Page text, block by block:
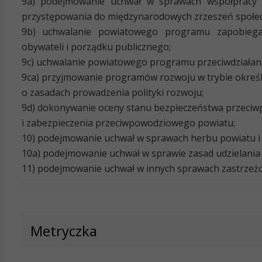
przystępowania do międzynarodowych zrzeszeń
9b) uchwalanie powiatowego programu
obywateli i porządku publicznego;
9c) uchwalanie powiatowego programu
9ca) przyjmowanie programów rozwoju w trybie
o zasadach prowadzenia polityki rozwoju;
9d) dokonywanie oceny stanu bezpieczeństwa
i zabezpieczenia przeciwpowodziowego powiatu;
10) podejmowanie uchwał w sprawach herbu powiatu
10a) podejmowanie uchwał w sprawie zasad
11) podejmowanie uchwał w innych sprawach
Metryczka